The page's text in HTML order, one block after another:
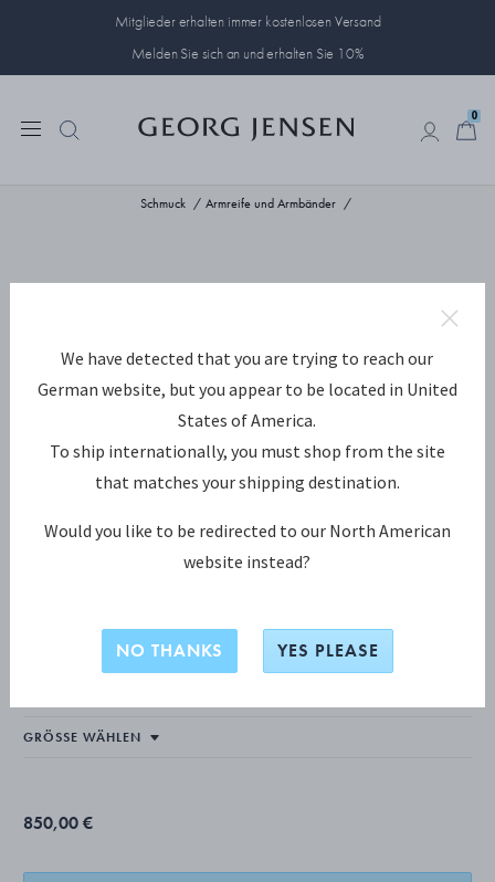
Mitglieder erhalten immer kostenlosen Versand
Melden Sie sich an und erhalten Sie 10%
0
Schmuck Armreife und Armbänder
Weft Doppelglieder-Armband
850,00 €
We have detected that you are trying to reach our
German website, but you appear to be located in United
States of America.
To ship internationally, you must shop from the site
that matches your shipping destination.
Would you like to be redirected to our North American
website instead?
NO THANKS YES PLEASE